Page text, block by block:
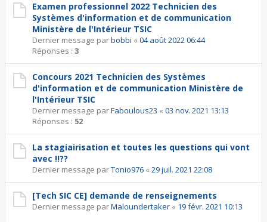
Examen professionnel 2022 Technicien des
Systèmes d'information et de communication
Ministère de l'Intérieur TSIC
Dernier message parbobbi « 04 août 2022 06:44
Réponses : 3
Concours 2021 Technicien des Systèmes
d'information et de communication Ministère de
l'Intérieur TSIC
Dernier message parFaboulous23 « 03 nov. 2021 13:13
Réponses : 52
La stagiairisation et toutes les questions qui vont
avec !!??
Dernier message parTonio976 « 29 juil. 2021 22:08
[Tech SIC CE] demande de renseignements
Dernier message parMaloundertaker « 19 févr. 2021 10:13